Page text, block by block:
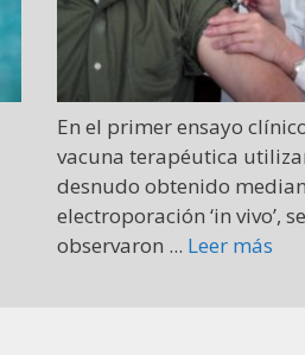
Investigadores de la
deCODE Genetics en
(Islandia) han descubierto
factor de riesgo genético
Leer más